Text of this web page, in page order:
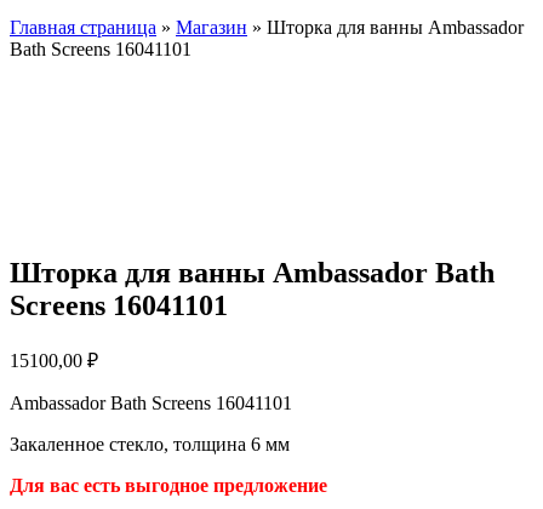
Главная страница » Магазин » Шторка для ванны Ambassador
Bath Screens 16041101
Шторка для ванны Ambassador Bath
Screens 16041101
15100,00 ₽
Ambassador Bath Screens 16041101
Закаленное стекло, толщина 6 мм
Для вас есть выгодное предложение